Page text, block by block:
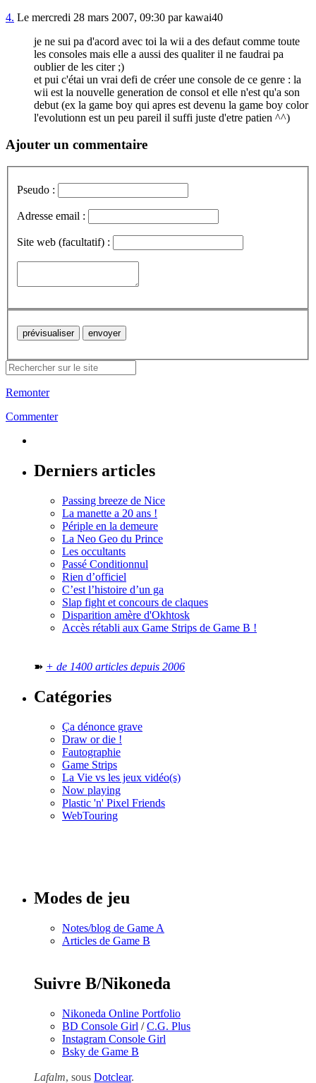
4. Le mercredi 28 mars 2007, 09:30 par kawai40
je ne sui pa d'acord avec toi la wii a des defaut comme toute
les consoles mais elle a aussi des qualiter il ne faudrai pa
oublier de les citer ;)
et pui c'étai un vrai defi de créer une console de ce genre : la
wii est la nouvelle generation de consol et elle n'est qu'a son
debut (ex la game boy qui apres est devenu la game boy color
l'evolutionn est un peu pareil il suffi juste d'etre patien ^^)
Ajouter un commentaire
Pseudo :
Adresse email :
Site web (facultatif) :
Remonter
Commenter
Derniers articles
Passing breeze de Nice
La manette a 20 ans !
Périple en la demeure
La Neo Geo du Prince
Les occultants
Passé Conditionnul
Rien d’officiel
C’est l’histoire d’un ga
Slap fight et concours de claques
Disparition amère d'Okhtosk
Accès rétabli aux Game Strips de Game B !
➽ + de 1400 articles depuis 2006
Catégories
Ça dénonce grave
Draw or die !
Fautographie
Game Strips
La Vie vs les jeux vidéo(s)
Now playing
Plastic 'n' Pixel Friends
WebTouring
Modes de jeu
Notes/blog de Game A
Articles de Game B
Suivre B/Nikoneda
Nikoneda Online Portfolio
BD Console Girl /C.G. Plus
Instagram Console Girl
Bsky de Game B
Lafalm, sous Dotclear.